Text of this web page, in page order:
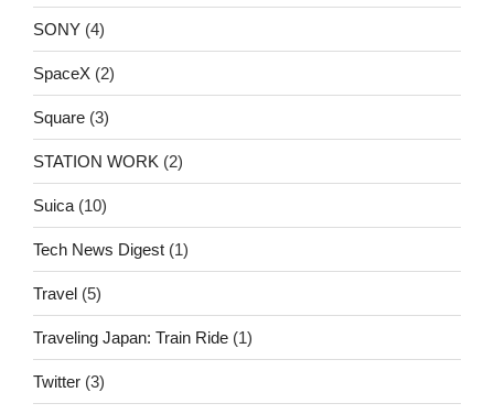
SONY (4)
SpaceX (2)
Square (3)
STATION WORK (2)
Suica (10)
Tech News Digest (1)
Travel (5)
Traveling Japan: Train Ride (1)
Twitter (3)